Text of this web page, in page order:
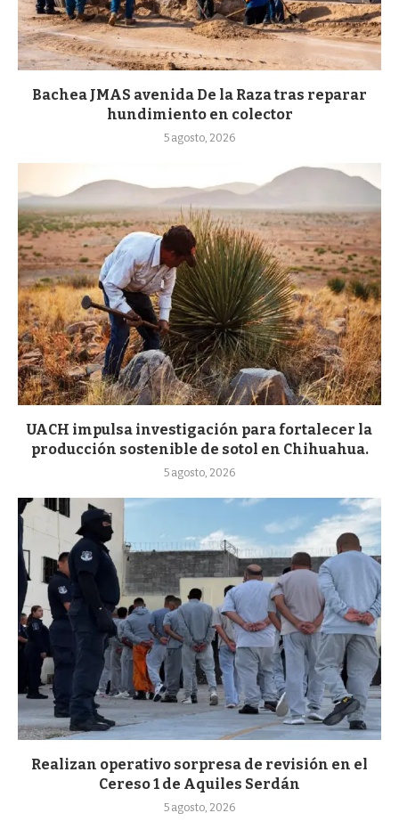
Bachea JMAS avenida De la Raza tras reparar
hundimiento en colector
5 agosto, 2026
UACH impulsa investigación para fortalecer la
producción sostenible de sotol en Chihuahua.
5 agosto, 2026
Realizan operativo sorpresa de revisión en el
Cereso 1 de Aquiles Serdán
5 agosto, 2026